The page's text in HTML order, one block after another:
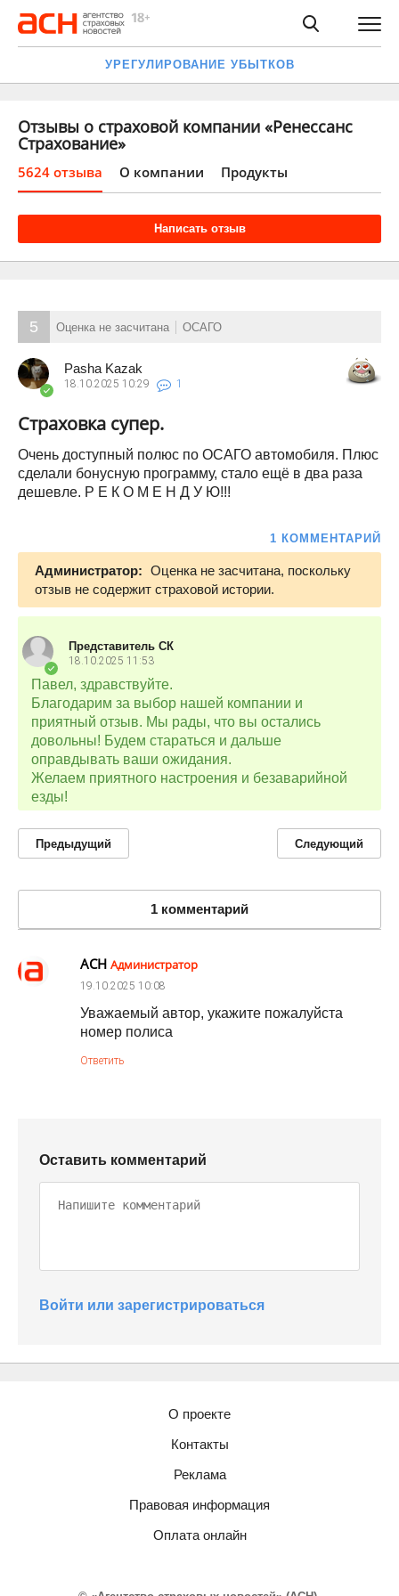
УРЕГУЛИРОВАНИЕ УБЫТКОВ
Отзывы о страховой компании «Ренессанс
Страхование»
5624 отзыва О компании Продукты
Написать отзыв
5 Оценка не засчитана ОСАГО
Pasha Kazak
18.10.2025 10:29 1
Страховка супер.
Очень доступный полюс по ОСАГО автомобиля. Плюс
сделали бонусную программу, стало ещё в два раза
дешевле. Р Е К О М Е Н Д У Ю!!!
1 КОММЕНТАРИЙ
Администратор: Оценка не засчитана, поскольку
отзыв не содержит страховой истории.
Представитель СК
18.10.2025 11:53
Павел, здравствуйте.
Благодарим за выбор нашей компании и
приятный отзыв. Мы рады, что вы остались
довольны! Будем стараться и дальше
оправдывать ваши ожидания.
Желаем приятного настроения и безаварийной
езды!
Предыдущий Следующий
1 комментарий
АСН Администратор
19.10.2025 10:08
Уважаемый автор, укажите пожалуйста
номер полиса
Ответить
Оставить комментарий
Войти или зарегистрироваться
О проекте
Контакты
Реклама
Правовая информация
Оплата онлайн